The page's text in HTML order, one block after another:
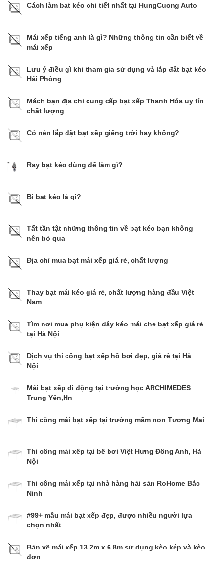
Cách làm bạt kéo chi tiết nhất tại HungCuong Auto
Mái xếp tiếng anh là gì? Những thông tin cần biết về
mái xếp
Lưu ý điều gì khi tham gia sử dụng và lắp đặt bạt kéo
Hải Phòng
Mách bạn địa chỉ cung cấp bạt xếp Thanh Hóa uy tín
chất lượng
Có nên lắp đặt bạt xếp giếng trời hay không?
Ray bạt kéo dùng để làm gì?
Bi bạt kéo là gì?​​​​​​​
Tất tần tật những thông tin về bạt kéo bạn không
nên bỏ qua
Địa chỉ mua bạt mái xếp giá rẻ, chất lượng
Thay bạt mái kéo giá rẻ, chất lượng hàng đầu Việt
Nam
Tìm nơi mua phụ kiện dây kéo mái che bạt xếp giá rẻ
tại Hà Nội
Dịch vụ thi công bạt xếp hồ bơi đẹp, giá rẻ tại Hà
Nội
Mái bạt xếp di động tại trường học ARCHIMEDES
Trung Yên,Hn
Thi công mái bạt xếp tại trường mầm non Tương Mai
Thi công mái xếp tại bể bơi Việt Hưng Đông Anh, Hà
Nội
Thi công mái xếp tại nhà hàng hải sản RoHome Bắc
Ninh
#99+ mẫu mái bạt xếp đẹp, được nhiều người lựa
chọn nhất
Bản vẽ mái xếp 13.2m x 6.8m sử dụng kèo kép và kèo
đơn